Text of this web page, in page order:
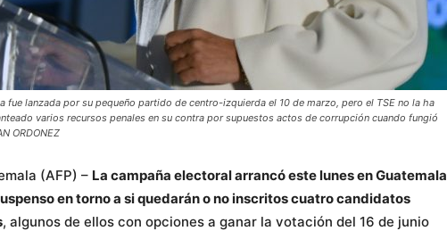
fue lanzada por su pequeño partido de centro-izquierda el 10 de marzo, pero el TSE no la ha
varios recursos penales en su contra por supuestos actos de corrupción cuando fungió
ORDONEZ
(AFP) – La campaña electoral arrancó este lunes en Guatemala
en torno a si quedarán o no inscritos cuatro candidatos
, algunos de ellos con opciones a ganar la votación del 16 de junio